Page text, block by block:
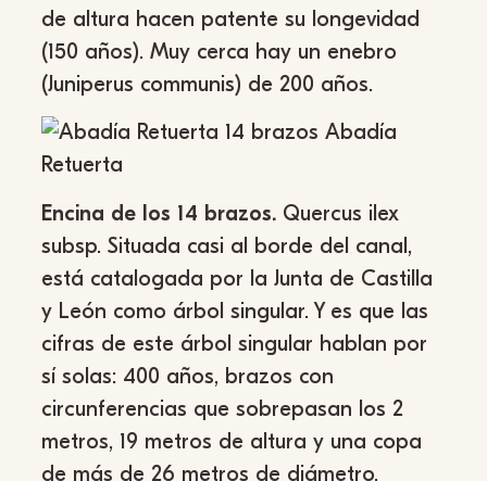
de altura hacen patente su longevidad
(150 años). Muy cerca hay un enebro
(Juniperus communis) de 200 años.
Encina de los 14 brazos.Quercus ilex
subsp. Situada casi al borde del canal,
está catalogada por la Junta de Castilla
y León como árbol singular. Y es que las
cifras de este árbol singular hablan por
sí solas: 400 años, brazos con
circunferencias que sobrepasan los 2
metros, 19 metros de altura y una copa
de más de 26 metros de diámetro.